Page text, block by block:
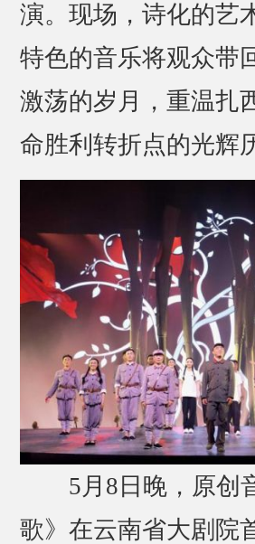
演。现场，诗化的艺
特色的音乐将观众带
激荡的岁月，重温扎
命胜利转折点的光辉
5月8日晚，原创
歌》在云南省大剧院